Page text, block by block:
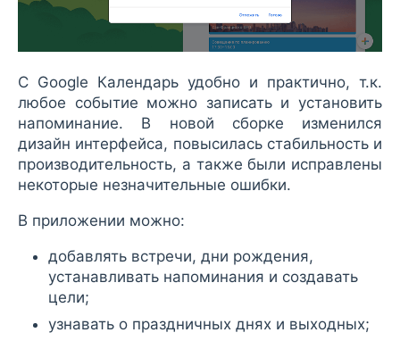
С Google Календарь удобно и практично, т.к.
любое событие можно записать и установить
напоминание. В новой сборке изменился
дизайн интерфейса, повысилась стабильность и
производительность, а также были исправлены
некоторые незначительные ошибки.
В приложении можно:
добавлять встречи, дни рождения,
устанавливать напоминания и создавать
цели;
узнавать о праздничных днях и выходных;